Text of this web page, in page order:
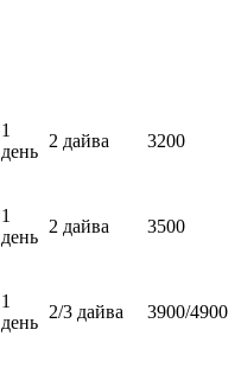
1
день
2 дайва 3200
1
день
2 дайва 3500
1
день
2/3 дайва 3900/4900